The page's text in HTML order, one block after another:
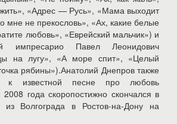
«Адрес — Русь», «Мама выходит
мне не прекословь», «Ах, какие белые
любовь», «Еврейский мальчик») и
импресарио Павел Леонидович
на лугу», «А море спит», «Целый
рябины»).Анатолий Днепров также
к известной песне про любовь
года скоропостижно скончался в
Волгограда в Ростов-на-Дону на